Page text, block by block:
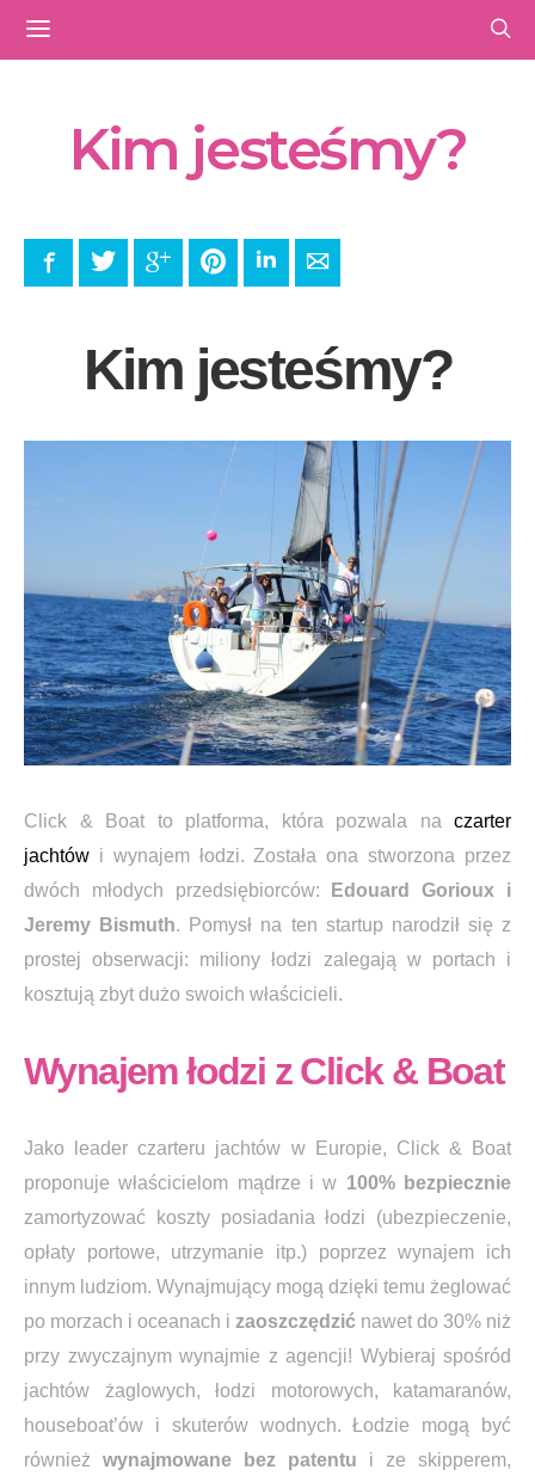
Kim jesteśmy?
FacebookTwitter Google+ PinterestLinkedInE-mail
Kim jesteśmy?
Click & Boat to platforma, która pozwala na czarter
jachtów i wynajem łodzi. Została ona stworzona przez
dwóch młodych przedsiębiorców:
Edouard Gorioux i
Jeremy Bismuth. Pomysł na ten startup narodził się z
prostej obserwacji: miliony łodzi zalegają w portach i
kosztują zbyt dużo swoich właścicieli.
Wynajem łodzi z Click & Boat
Jako leader czarteru jachtów w Europie, Click & Boat
proponuje właścicielom mądrze i w 100% bezpiecznie
zamortyzować koszty posiadania łodzi (ubezpieczenie,
opłaty portowe, utrzymanie itp.) poprzez wynajem ich
innym ludziom. Wynajmujący mogą dzięki temu żeglować
po morzach i oceanach i zaoszczędzić nawet do 30% niż
przy zwyczajnym wynajmie z agencji! Wybieraj spośród
jachtów żaglowych, łodzi motorowych, katamaranów,
houseboat’ów i skuterów wodnych. Łodzie mogą być
również wynajmowane bez patentu i ze skipperem,